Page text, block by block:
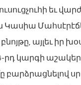
եւ
այլեւ իր
կարգի
բարձրացնելով